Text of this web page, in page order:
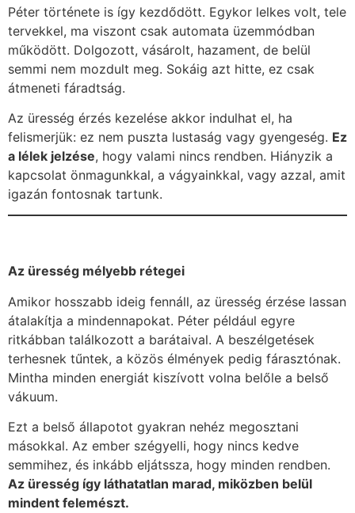
Péter története is így kezdődött. Egykor lelkes volt, tele
tervekkel, ma viszont csak automata üzemmódban
működött. Dolgozott, vásárolt, hazament, de belül
semmi nem mozdult meg. Sokáig azt hitte, ez csak
átmeneti fáradtság.
Az üresség érzés kezelése akkor indulhat el, ha
felismerjük: ez nem puszta lustaság vagy gyengeség. Ez
a lélek jelzése, hogy valami nincs rendben. Hiányzik a
kapcsolat önmagunkkal, a vágyainkkal, vagy azzal, amit
igazán fontosnak tartunk.
Az üresség mélyebb rétegei
Amikor hosszabb ideig fennáll, az üresség érzése lassan
átalakítja a mindennapokat. Péter például egyre
ritkábban találkozott a barátaival. A beszélgetések
terhesnek tűntek, a közös élmények pedig fárasztónak.
Mintha minden energiát kiszívott volna belőle a belső
vákuum.
Ezt a belső állapotot gyakran nehéz megosztani
másokkal. Az ember szégyelli, hogy nincs kedve
semmihez, és inkább eljátssza, hogy minden rendben.
Az üresség így láthatatlan marad, miközben belül
mindent felemészt.